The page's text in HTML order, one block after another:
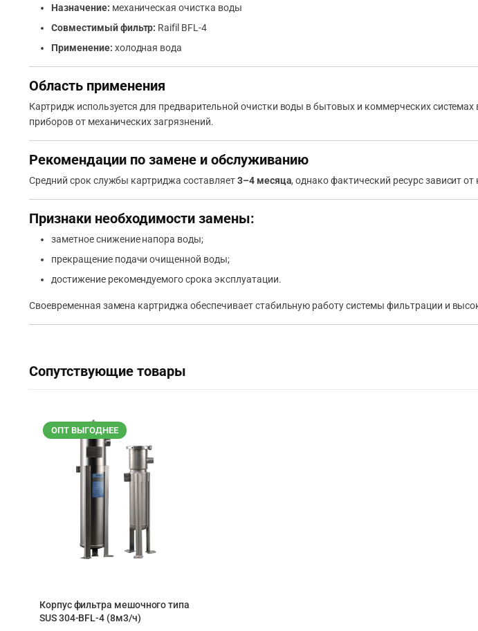
Назначение: механическая очистка воды
Совместимый фильтр: Raifil BFL-4
Применение: холодная вода
Область применения
Картридж используется для предварительной очистки воды в бытовых и коммерческих
приборов от механических загрязнений.
Рекомендации по замене и обслуживанию
Средний срок службы картриджа составляет3–4 месяца, однако фактический ресурс зависит
Признаки необходимости замены:
заметное снижение напора воды;
прекращение подачи очищенной воды;
достижение рекомендуемого срока эксплуатации.
Своевременная замена картриджа обеспечивает стабильную работу системы фильтрации и
Сопутствующие товары
ОПТ ВЫГОДНЕЕ
Корпус фильтра мешочного типа
SUS 304-BFL-4 (8м3/ч)